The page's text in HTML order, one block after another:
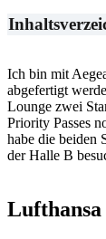
Ich bin mit
abgefertigt
Lounge zwei
Priority Passes
habe die beiden
der Halle B